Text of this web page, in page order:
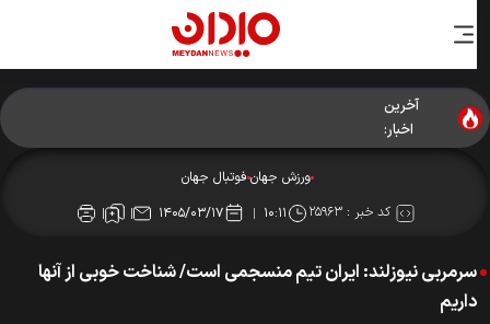
آخرین
اخبار:
ورزش جهانفوتبال جهان
کد خبر : ۲۵۹۶۳ ۱۰:۱۱ ۱۴۰۵/۰۳/۱۷
سرمربی نیوزلند: ایران تیم منسجمی است/ شناخت خوبی از آنها
داریم